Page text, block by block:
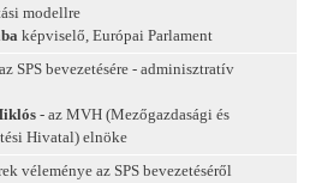
modellre
képviselő, Európai Parlament
SPS bevezetésére - adminisztratív
- az MVH (Mezőgazdasági és
Hivatal) elnöke
véleménye az SPS bevezetéséről